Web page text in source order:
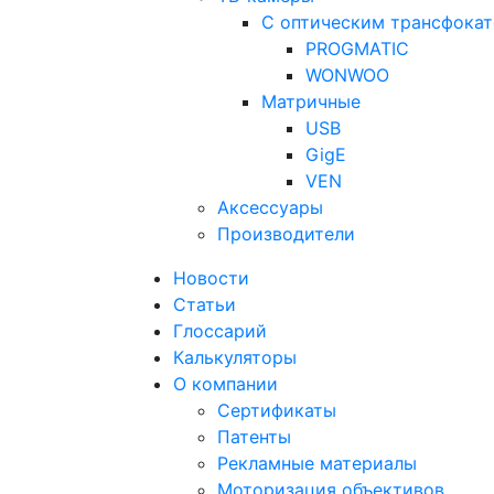
С оптическим
PROGMATIC
WONWOO
Матричные
USB
GigE
VEN
Аксессуары
Производители
Новости
Статьи
Глоссарий
Калькуляторы
О компании
Сертификаты
Патенты
Рекламные материалы
Моторизация объективов